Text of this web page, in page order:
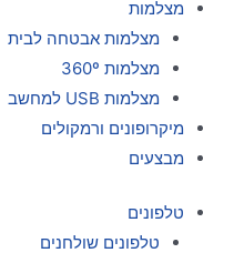
מצלמות
מצלמות אבטחה לבית
מצלמות 360º
מצלמות USB למחשב
מיקרופונים ורמקולים
מבצעים
טלפונים
טלפונים שולחנים